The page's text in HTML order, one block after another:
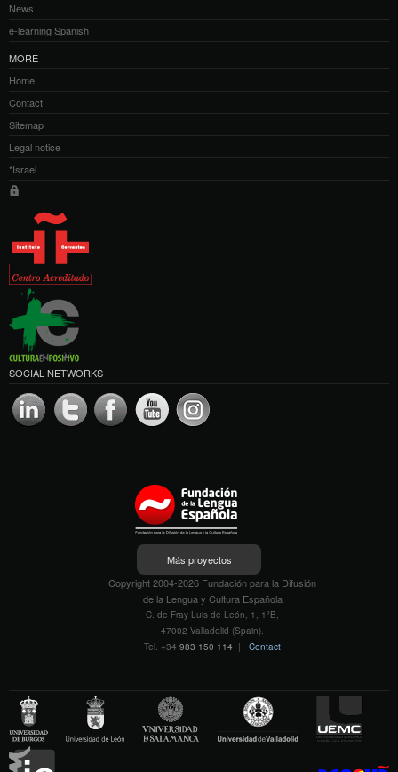
News
e-learning Spanish
MORE
Home
Contact
Sitemap
Legal notice
*Israel
SOCIAL NETWORKS
Más proyectos
Copyright 2004-2026 Fundación para la Difusión
de la Lengua y Cultura Española
C. de Fray Luis de León, 1, 1ºB,
47002 Valladolid (Spain).
Tel. +34 983 150 114 | Contact